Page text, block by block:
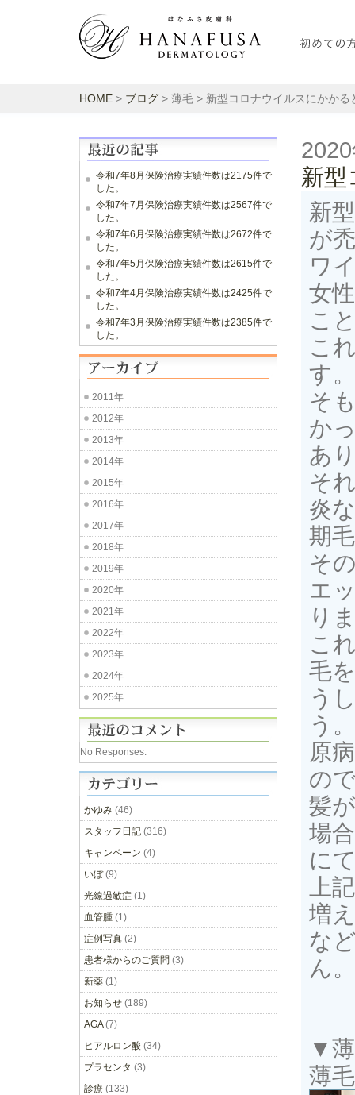
HOME > ブログ > 薄毛 > 新型コロナウイルスにかかる
新
新
が
ワ
女
こ
こ
す。
そ
か
あ
そ
炎
期
そ
エ
り
こ
毛
う
う。
原
の
髪
場
に
上
増
な
ん。
▼
薄
令和7年8月保険治療実績件数は2175件で
した。
令和7年7月保険治療実績件数は2567件で
した。
令和7年6月保険治療実績件数は2672件で
した。
令和7年5月保険治療実績件数は2615件で
した。
令和7年4月保険治療実績件数は2425件で
した。
令和7年3月保険治療実績件数は2385件で
した。
2011年
2012年
2013年
2014年
2015年
2016年
2017年
2018年
2019年
2020年
2021年
2022年
2023年
2024年
2025年
No Responses.
かゆみ (46)
スタッフ日記 (316)
キャンペーン (4)
いぼ(9)
光線過敏症 (1)
血管腫 (1)
症例写真 (2)
患者様からのご質問 (3)
新薬 (1)
お知らせ (189)
AGA(7)
ヒアルロン酸 (34)
プラセンタ (3)
診療 (133)